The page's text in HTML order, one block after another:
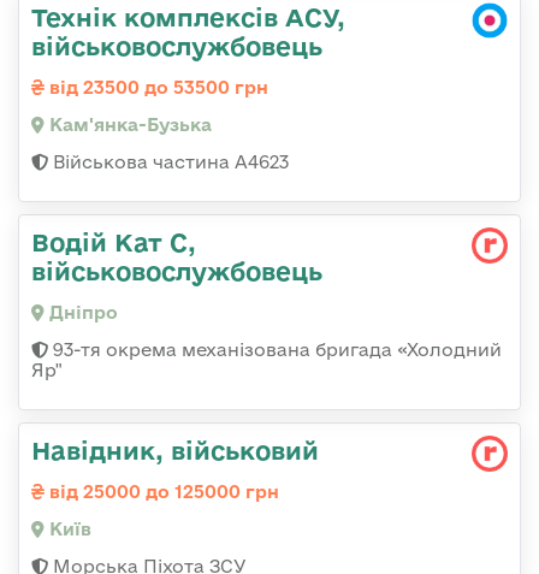
Технік комплексів АСУ,
військовослужбовець
від 23500 до 53500 грн
Кам'янка-Бузька
Військова частина А4623
Водій Кат С,
військовослужбовець
Дніпро
93-тя окрема механізована бригада «Холодний
Яр"
Навідник, військовий
від 25000 до 125000 грн
Київ
Морська Піхота ЗСУ